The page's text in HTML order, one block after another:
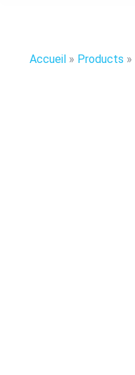
Accueil » Products »